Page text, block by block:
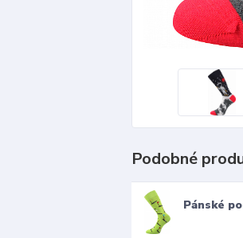
Podobné
Pánské